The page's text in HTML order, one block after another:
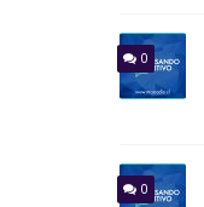
0
0